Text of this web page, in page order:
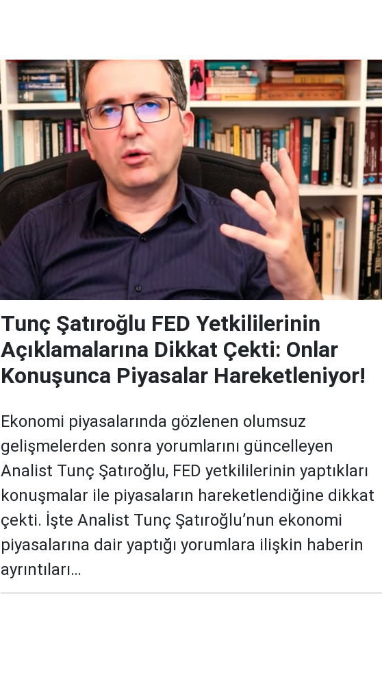
Tunç Şatıroğlu FED Yetkililerinin
Açıklamalarına Dikkat Çekti: Onlar
Konuşunca Piyasalar Hareketleniyor!
Ekonomi piyasalarında gözlenen olumsuz
gelişmelerden sonra yorumlarını güncelleyen
Analist Tunç Şatıroğlu, FED yetkililerinin yaptıkları
konuşmalar ile piyasaların hareketlendiğine dikkat
çekti. İşte Analist Tunç Şatıroğlu’nun ekonomi
piyasalarına dair yaptığı yorumlara ilişkin haberin
ayrıntıları…